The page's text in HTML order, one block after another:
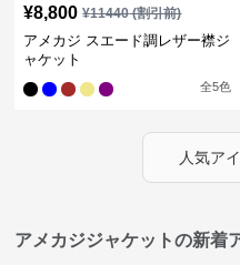
¥8,800 ¥11440(割引前)
アメカジ スエード調レザー襟ジ
ャケット
全5色
人気ア
アメカジジャケットの新着